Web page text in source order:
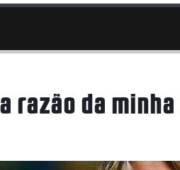
razão da